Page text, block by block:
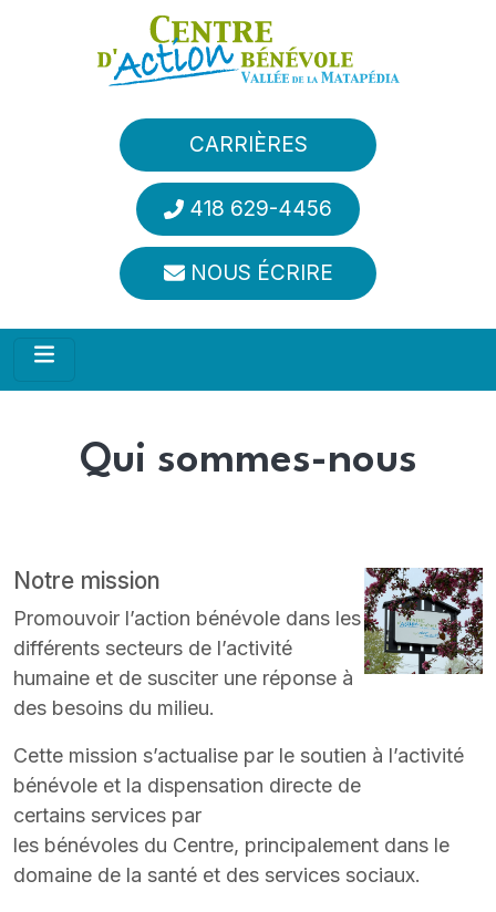
Aller au contenu principal
CARRIÈRES
418 629-4456
NOUS ÉCRIRE
Qui sommes-nous
Notre mission
Promouvoir l’action bénévole dans les
différents secteurs de l’activité
humaine et de susciter une réponse à
des besoins du milieu.
Cette mission s’actualise par le soutien à l’activité
bénévole et la dispensation directe de
certains services par
les bénévoles du Centre, principalement dans le
domaine de la santé et des services sociaux.